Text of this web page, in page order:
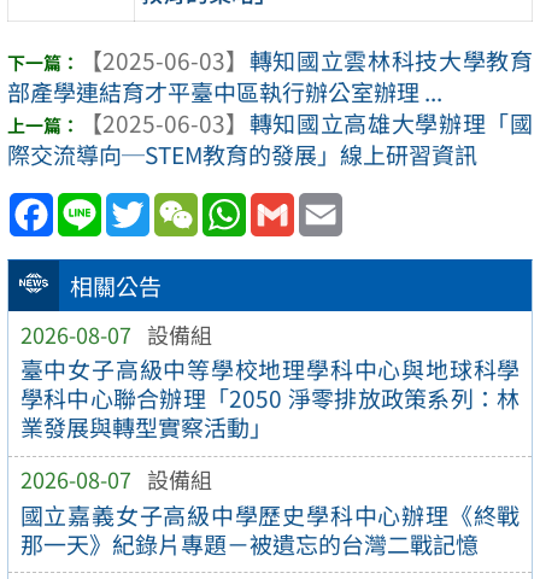
相關公告
2026-08-07 設備組
臺中女子高級中等學校地理學科中心與地球科學
學科中心聯合辦理「2050 淨零排放政策系列：林
業發展與轉型實察活動」
2026-08-07 設備組
國立嘉義女子高級中學歷史學科中心辦理《終戰
那一天》紀錄片專題－被遺忘的台灣二戰記憶
【2025-06-03】 轉知國立雲林科技大學教育
部產學連結育才平臺中區執行辦公室辦理 ...
【2025-06-03】 轉知國立高雄大學辦理「國
際交流導向─STEM教育的發展」線上研習資訊
Facebook
Line TwitterWeChatWhatsApp
Gmail